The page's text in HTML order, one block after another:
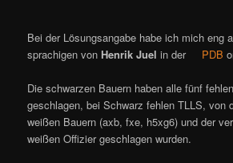
Bei der Lösungsangabe habe ich mich eng
sprachigen von Henrik Juel in der PDB
Die schwarzen Bauern haben alle fünf
geschlagen, bei Schwarz fehlen TLLS, von
weißen Bauern (axb, fxe, h5xg6) und der
weißen Offizier geschlagen wurden.